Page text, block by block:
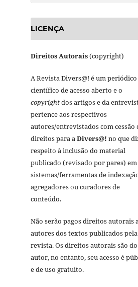
LICENÇA
Direitos Autorais(copyright)
A Revista Divers@! é um periódico
científico de acesso aberto e o
copyrightdos artigos e da
pertence aos respectivos
autores/entrevistados com cessão
direitos para aDivers@! no que
respeito à inclusão do material
publicado (revisado por pares) em
sistemas/ferramentas de
agregadores ou curadores de
conteúdo.
Não serão pagos direitos autorais
autores dos textos publicados pela
revista. Os direitos autorais são do
autor, no entanto, seu acesso é
e de uso gratuito.